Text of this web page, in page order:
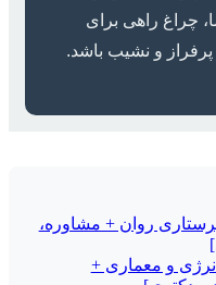
چراغ راهی برای
و نشیب باشد.
روان + مشاوره،
انرژی و معماری +